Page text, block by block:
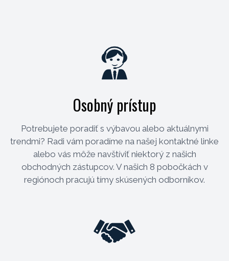
Osobný prístup
Potrebujete poradiť s výbavou alebo aktuálnymi
trendmi? Radi vám poradíme na našej kontaktné linke
alebo vás môže navštíviť niektorý z našich
obchodných zástupcov. V našich 8 pobočkách v
regiónoch pracujú tímy skúsených odborníkov.